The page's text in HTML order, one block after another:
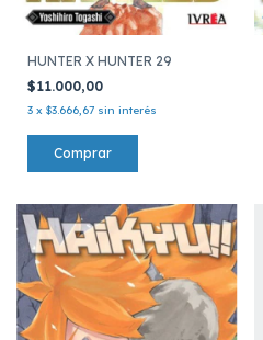
HUNTER X HUNTER 29
$11.000,00
3 x $3.666,67 sin interés